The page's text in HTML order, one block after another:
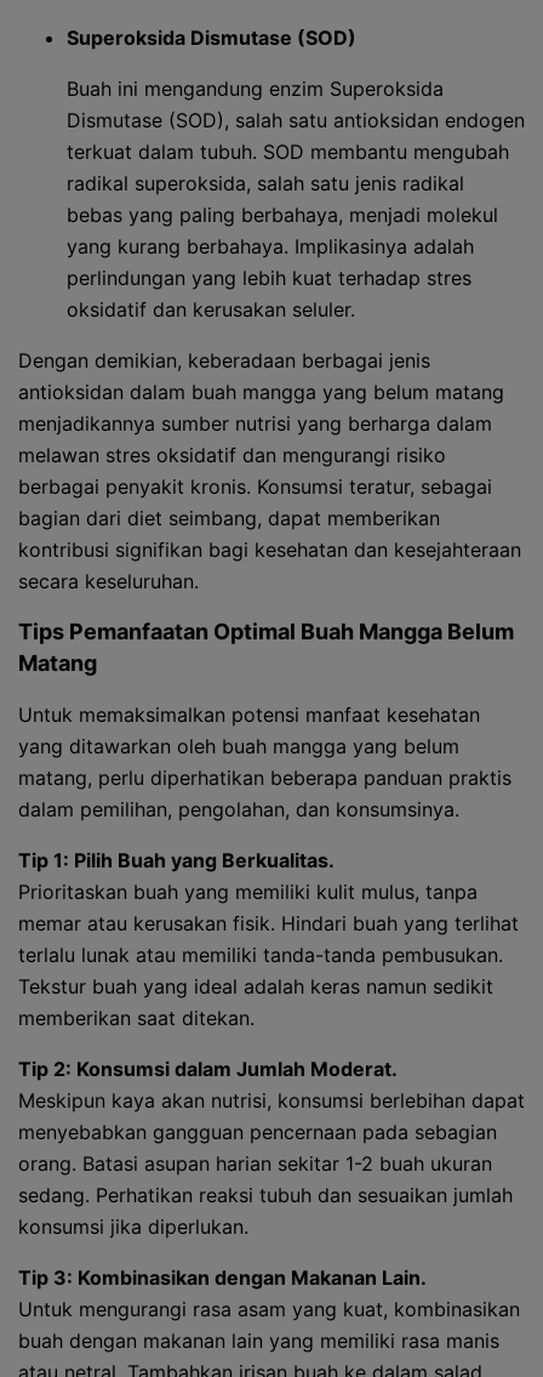
Superoksida Dismutase (SOD)
Buah ini mengandung enzim Superoksida
Dismutase (SOD), salah satu antioksidan endogen
terkuat dalam tubuh. SOD membantu mengubah
radikal superoksida, salah satu jenis radikal
bebas yang paling berbahaya, menjadi molekul
yang kurang berbahaya. Implikasinya adalah
perlindungan yang lebih kuat terhadap stres
oksidatif dan kerusakan seluler.
Dengan demikian, keberadaan berbagai jenis
antioksidan dalam buah mangga yang belum matang
menjadikannya sumber nutrisi yang berharga dalam
melawan stres oksidatif dan mengurangi risiko
berbagai penyakit kronis. Konsumsi teratur, sebagai
bagian dari diet seimbang, dapat memberikan
kontribusi signifikan bagi kesehatan dan kesejahteraan
secara keseluruhan.
Tips Pemanfaatan Optimal Buah Mangga Belum
Matang
Untuk memaksimalkan potensi manfaat kesehatan
yang ditawarkan oleh buah mangga yang belum
matang, perlu diperhatikan beberapa panduan praktis
dalam pemilihan, pengolahan, dan konsumsinya.
Tip 1: Pilih Buah yang Berkualitas.
Prioritaskan buah yang memiliki kulit mulus, tanpa
memar atau kerusakan fisik. Hindari buah yang terlihat
terlalu lunak atau memiliki tanda-tanda pembusukan.
Tekstur buah yang ideal adalah keras namun sedikit
memberikan saat ditekan.
Tip 2: Konsumsi dalam Jumlah Moderat.
Meskipun kaya akan nutrisi, konsumsi berlebihan dapat
menyebabkan gangguan pencernaan pada sebagian
orang. Batasi asupan harian sekitar 1-2 buah ukuran
sedang. Perhatikan reaksi tubuh dan sesuaikan jumlah
konsumsi jika diperlukan.
Tip 3: Kombinasikan dengan Makanan Lain.
Untuk mengurangi rasa asam yang kuat, kombinasikan
buah dengan makanan lain yang memiliki rasa manis
atau netral. Tambahkan irisan buah ke dalam salad,